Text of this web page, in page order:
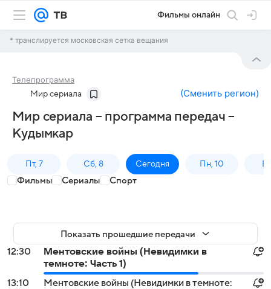
Фильмы онлайн
* транслируется московская сетка вещания
Телепрограмма
Мир сериала (Сменить регион)
Мир сериала – программа передач –
Кудымкар
Пт, 7 Сб, 8 Сегодня Пн, 10
Фильмы Сериалы Спорт
Показать прошедшие передачи
12:30
Ментовские войны (Невидимки в
темноте: Часть 1)
13:10
Ментовские войны (Невидимки в темноте: